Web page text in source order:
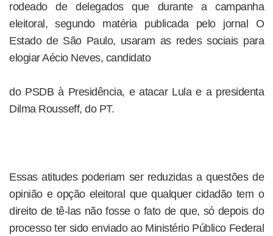
rodeado de delegados que durante a campanha
eleitoral, segundo matéria publicada pelo jornal O
Estado de São Paulo, usaram as redes sociais para
elogiar Aécio Neves, candidato
do PSDB à Presidência, e atacar Lula e a presidenta
Dilma Rousseff, do PT.
Essas atitudes poderiam ser reduzidas a questões de
opinião e opção eleitoral que qualquer cidadão tem o
direito de tê-las não fosse o fato de que, só depois do
processo ter sido enviado ao Ministério Público Federal